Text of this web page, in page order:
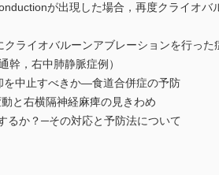
が出現した場合，再度クライオバ
ライオバルーンアブレーションを行った
，右中肺静脈症例）
中止すべきか―食道合併症の予防
と右横隔神経麻痺の見きわめ
るか？─その対応と予防法について